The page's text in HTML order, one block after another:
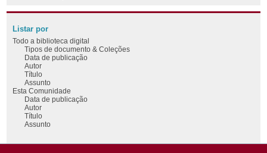
Listar por
Todo a biblioteca digital
Tipos de documento & Coleções
Data de publicação
Autor
Título
Assunto
Esta Comunidade
Data de publicação
Autor
Título
Assunto